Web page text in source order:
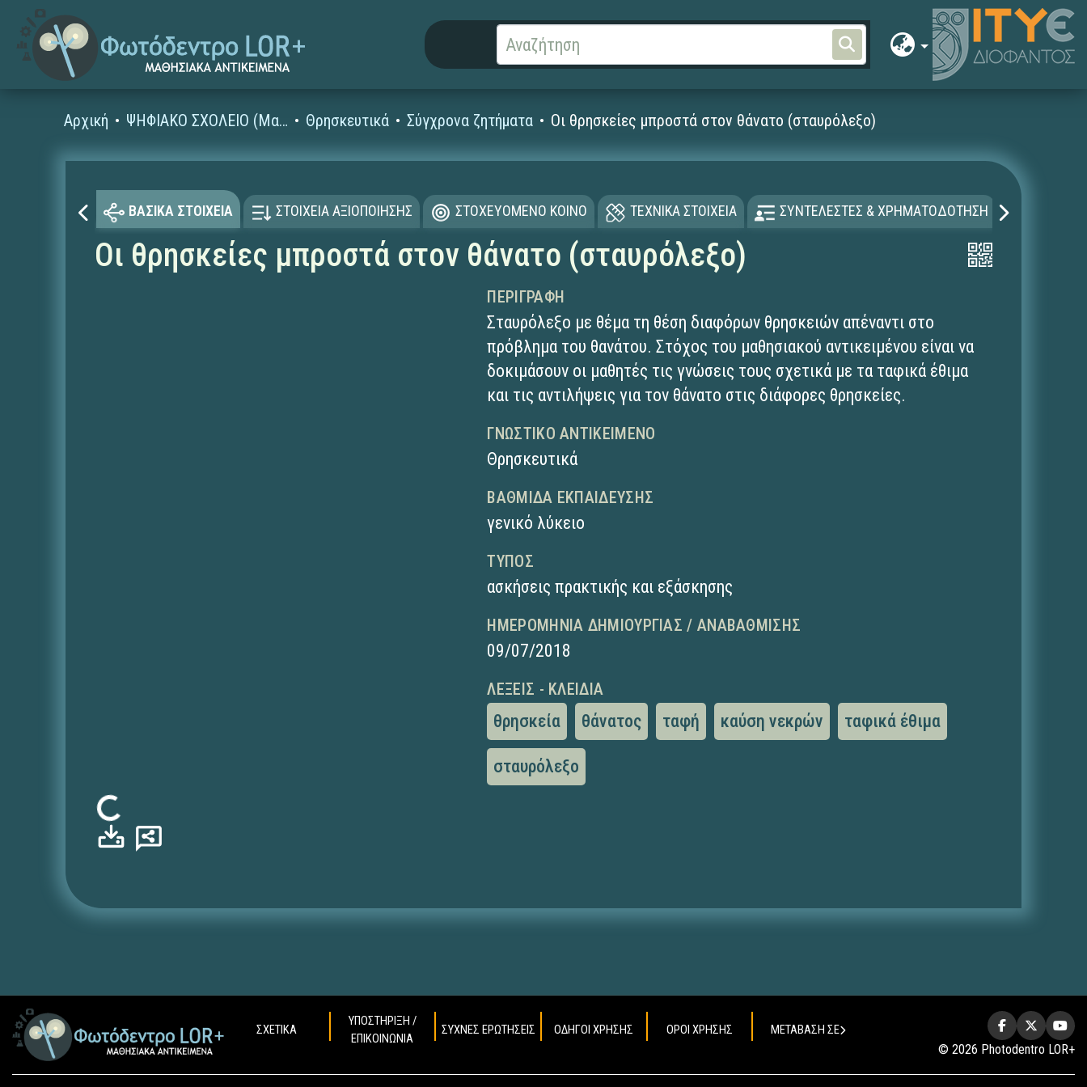
Αρχική ΨΗΦΙΑΚΟ ΣΧΟΛΕΙΟ (Μαθησιακά Αντικείμενα) Θρησκευτικά Σύγχρονα ζητήματα Οι θρησκείες μπροστά στον θάνατο (σταυρόλεξο)
ΒΑΣΙΚΑ ΣΤΟΙΧΕΙΑ ΣΤΟΙΧΕΙΑ ΑΞΙΟΠΟΙΗΣΗΣ ΣΤΟΧΕΥΟΜΕΝΟ ΚΟΙΝΟ ΤΕΧΝΙΚΑ ΣΤΟΙΧΕΙΑ ΣΥΝΤΕΛΕΣΤΕΣ & ΧΡΗΜΑΤΟΔΟΤΗΣΗ
Οι θρησκείες μπροστά στον θάνατο (σταυρόλεξο)
Φόρτωση...
ΠΕΡΙΓΡΑΦΉ
Σταυρόλεξο με θέμα τη θέση διαφόρων θρησκειών απέναντι στο
πρόβλημα του θανάτου. Στόχος του μαθησιακού αντικειμένου είναι να
δοκιμάσουν οι μαθητές τις γνώσεις τους σχετικά με τα ταφικά έθιμα
και τις αντιλήψεις για τον θάνατο στις διάφορες θρησκείες.
ΓΝΩΣΤΙΚΌ ΑΝΤΙΚΕΊΜΕΝΟ
Θρησκευτικά
ΒΑΘΜΊΔΑ ΕΚΠΑΊΔΕΥΣΗΣ
γενικό λύκειο
ΤΎΠΟΣ
ασκήσεις πρακτικής και εξάσκησης
ΗΜΕΡΟΜΗΝΊΑ ΔΗΜΙΟΥΡΓΊΑΣ / ΑΝΑΒΆΘΜΙΣΗΣ
09/07/2018
ΛΈΞΕΙΣ - ΚΛΕΙΔΙΆ
θρησκεία θάνατος ταφή καύση νεκρών ταφικά έθιμα
σταυρόλεξο
ΣΧΕΤΙΚΑ
ΥΠΟΣΤΗΡΙΞΗ /
ΕΠΙΚΟΙΝΩΝΙΑ
ΣΥΧΝΕΣ ΕΡΩΤΗΣΕΙΣ ΟΔΗΓΟΙ ΧΡΗΣΗΣ ΟΡΟΙ ΧΡΗΣΗΣ ΜΕΤΑΒΑΣΗ ΣΕ
© 2026 Photodentro LOR+